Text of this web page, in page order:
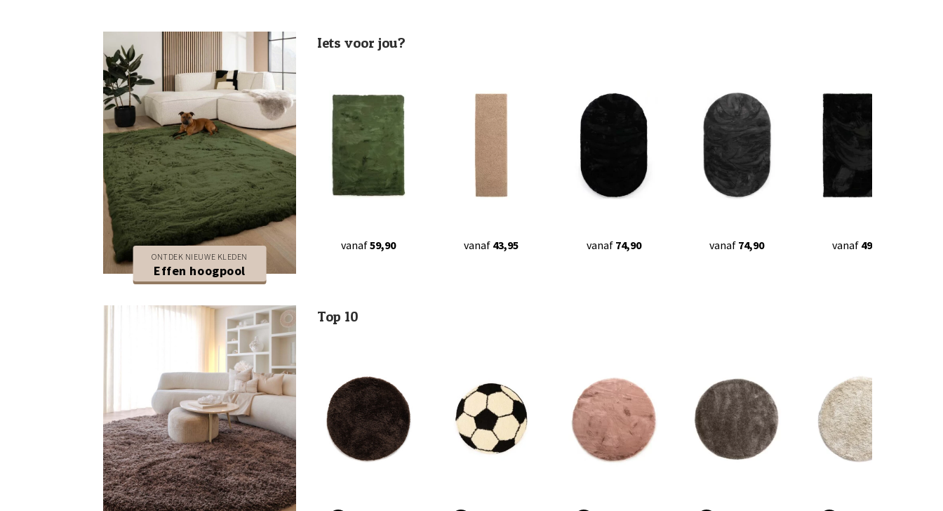
ONTDEK NIEUWE KLEDEN
Effen hoogpool
Iets voor jou?
vanaf59,90 vanaf 43,95 vanaf 74,90 vanaf 74,90 vanaf 49,90
Top 10